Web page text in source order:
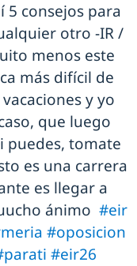
5 consejos para
otro -IR /
menos este
más difícil de
y yo
que luego
puedes, tomate
es una carrera
es llegar a
ánimo #eir
#oposicion
#eir26